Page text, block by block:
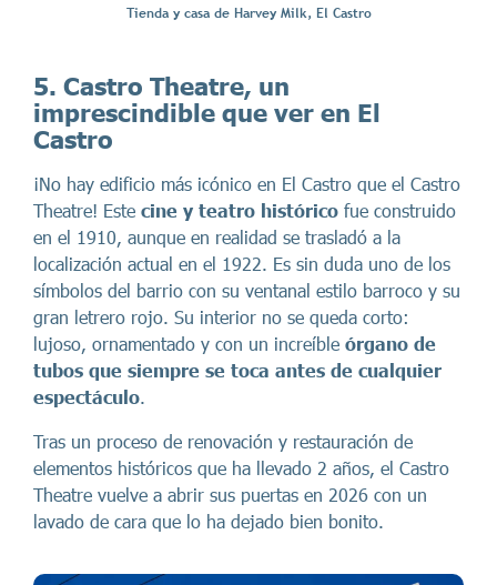
Tienda y casa de Harvey Milk, El Castro
5. Castro Theatre, un
imprescindible que ver en El
Castro
¡No hay edificio más icónico en El Castro que el Castro
Theatre! Este cine y teatro histórico fue construido
en el 1910, aunque en realidad se trasladó a la
localización actual en el 1922. Es sin duda uno de los
símbolos del barrio con su ventanal estilo barroco y su
gran letrero rojo. Su interior no se queda corto:
lujoso, ornamentado y con un increíble órgano de
tubos que siempre se toca antes de cualquier
espectáculo.
Tras un proceso de renovación y restauración de
elementos históricos que ha llevado 2 años, el Castro
Theatre vuelve a abrir sus puertas en 2026 con un
lavado de cara que lo ha dejado bien bonito.